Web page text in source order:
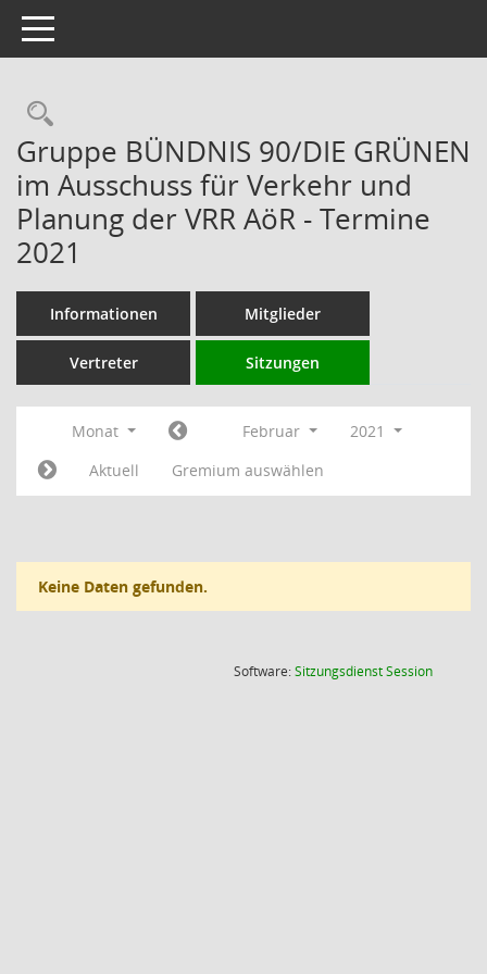
Toggle navigation
Rechercheauswahl
Gruppe BÜNDNIS 90/DIE GRÜNEN
im Ausschuss für Verkehr und
Planung der VRR AöR - Termine
2021
Informationen Mitglieder
Vertreter Sitzungen
Monat Februar
2021
Aktuell
Gremium auswählen
Keine Daten gefunden.
Software:SitzungsdienstSession(Wird in